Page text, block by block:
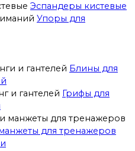
Эспандеры кистевые
Упоры для
Блины для
Грифы для
для тренажеров